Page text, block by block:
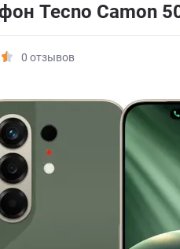
Tecno Camon
0 отзывов